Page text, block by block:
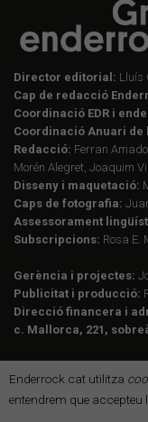
Enderrock.cat utilitza
entendrem que accepteu
Director editorial: Lluís
Cap de redacció
Coordinació EDR i
Coordinació Anuari de
Redacció: Ferran
Morén Alegret, Joaquim
Disseny i maquetació:
Caps de fotografia:
Assessorament
Subscripcions: Rosa E.
Gerència i projectes:
Publicitat i producció:
Direcció financera i
c. Mallorca, 221,
Segueix-nos a: